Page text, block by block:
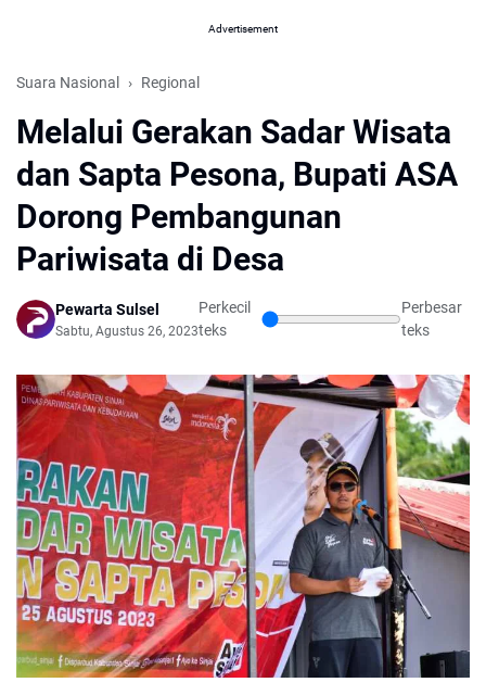
Advertisement
Suara Nasional Regional
Melalui Gerakan Sadar Wisata
dan Sapta Pesona, Bupati ASA
Dorong Pembangunan
Pariwisata di Desa
Pewarta Sulsel
Sabtu, Agustus 26, 2023
Perkecil
teks
Perbesar
teks